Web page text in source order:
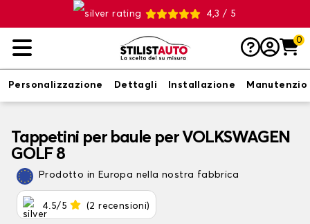
4,3 / 5
0
Personalizzazione Dettagli Installazione
Tappetini per baule per VOLKSWAGEN
GOLF 8
Prodotto in Europa nella nostra fabbrica
4.5/5 (2 recensioni)